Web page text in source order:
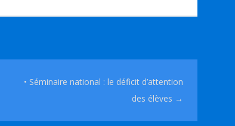
• Séminaire national : le déficit d’attention
des élèves →